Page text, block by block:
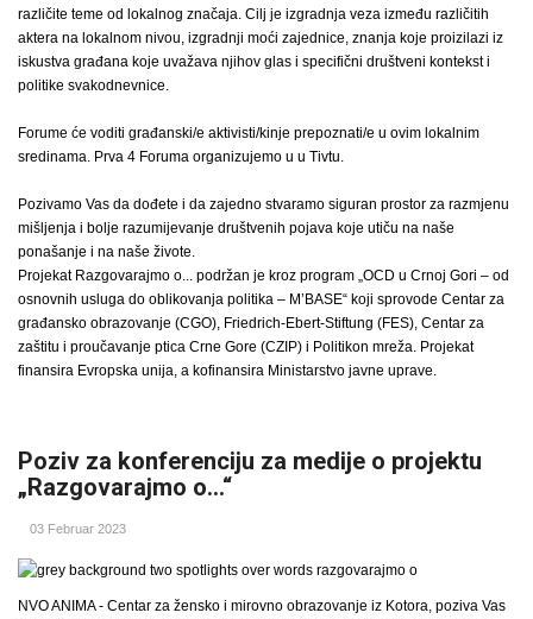
različite teme od lokalnog značaja. Cilj je izgradnja veza između različitih
aktera na lokalnom nivou, izgradnji moći zajednice, znanja koje proizilazi iz
iskustva građana koje uvažava njihov glas i specifični društveni kontekst i
politike svakodnevnice.
Forume će voditi građanski/e aktivisti/kinje prepoznati/e u ovim lokalnim
sredinama. Prva 4 Foruma organizujemo u u Tivtu.
Pozivamo Vas da dođete i da zajedno stvaramo siguran prostor za razmjenu
mišljenja i bolje razumijevanje društvenih pojava koje utiču na naše
ponašanje i na naše živote.
Projekat Razgovarajmo o... podržan je kroz program „OCD u Crnoj Gori – od
osnovnih usluga do oblikovanja politika – M’BASE“ koji sprovode Centar za
građansko obrazovanje (CGO), Friedrich-Ebert-Stiftung (FES), Centar za
zaštitu i proučavanje ptica Crne Gore (CZIP) i Politikon mreža. Projekat
finansira Evropska unija, a kofinansira Ministarstvo javne uprave.
Poziv za konferenciju za medije o projektu
„Razgovarajmo o…“
03 Februar 2023
NVO ANIMA - Centar za žensko i mirovno obrazovanje iz Kotora, poziva Vas